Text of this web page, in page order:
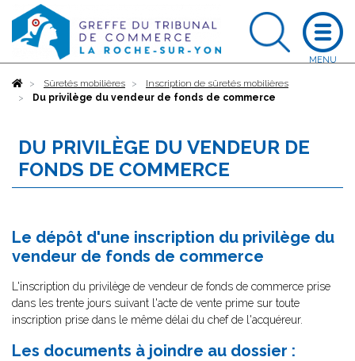
AccueilSûretés mobilières
Inscription de sûretés mobilières
Du privilège du vendeur de fonds de commerce
DU PRIVILÈGE DU VENDEUR DE
FONDS DE COMMERCE
Le dépôt d'une inscription du privilège du
vendeur de fonds de commerce
L'inscription du privilège de vendeur de fonds de commerce prise
dans les trente jours suivant l'acte de vente prime sur toute
inscription prise dans le même délai du chef de l'acquéreur.
Les documents à joindre au dossier :